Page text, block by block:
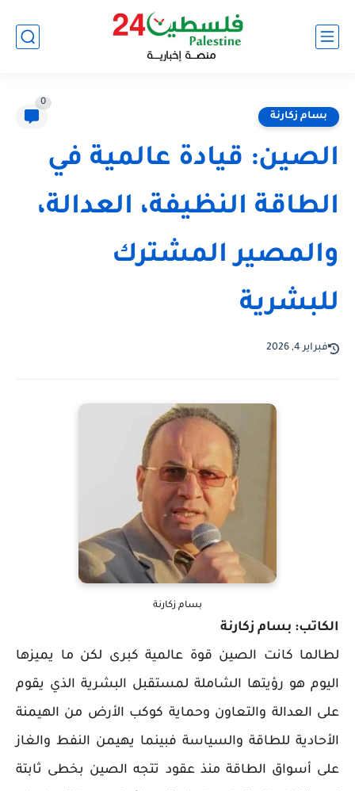
بسام زكارنة
0
الصين: قيادة عالمية في
الطاقة النظيفة، العدالة،
والمصير المشترك
للبشرية
فبراير 4, 2026
بسام زكارنة
الكاتب: بسام زكارنة
لطالما كانت الصين قوة عالمية كبرى لكن ما يميزها
اليوم هو رؤيتها الشاملة لمستقبل البشرية الذي يقوم
على العدالة والتعاون وحماية كوكب الأرض من الهيمنة
الأحادية للطاقة والسياسة فبينما يهيمن النفط والغاز
على أسواق الطاقة منذ عقود تتجه الصين بخطى ثابتة